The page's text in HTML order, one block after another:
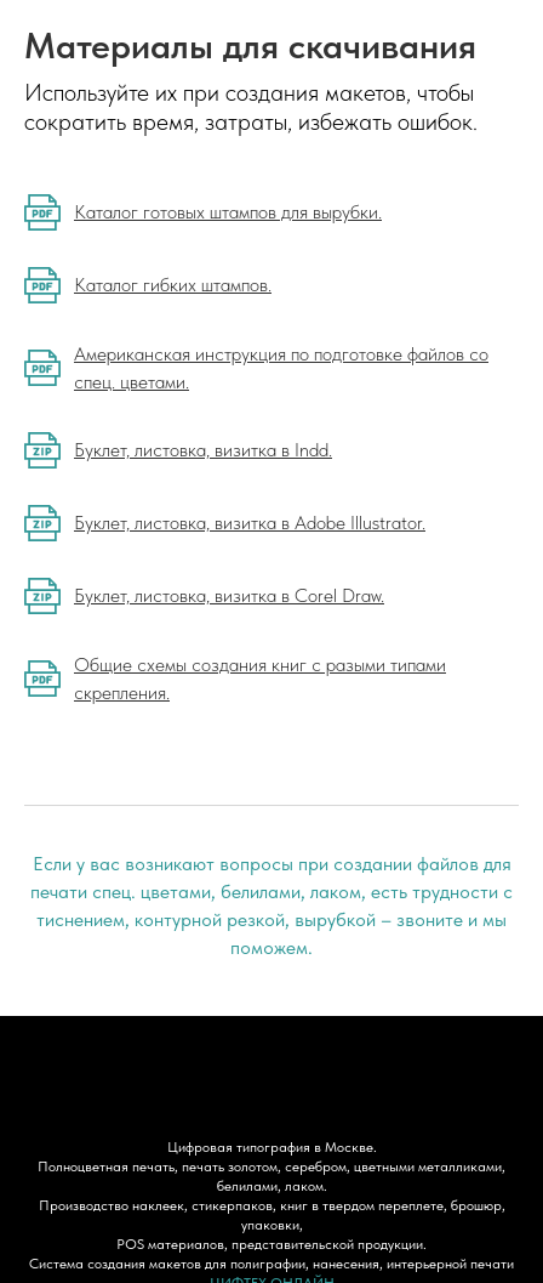
Материалы для скачивания
Используйте их при создания макетов, чтобы
сократить время, затраты, избежать ошибок.
Каталог готовых штампов для вырубки.
Каталог гибких штампов.
Американская инструкция по подготовке файлов со
спец. цветами.
Буклет, листовка, визитка в Indd.
Буклет, листовка, визитка в Adobe Illustrator.
Буклет, листовка, визитка в Corel Draw.
Общие схемы создания книг с разыми типами
скрепления.
Если у вас возникают вопросы при создании файлов для
печати спец. цветами, белилами, лаком, есть трудности с
тиснением, контурной резкой, вырубкой – звоните и мы
поможем.
Цифровая типография в Москве.
Полноцветная печать, печать золотом, серебром, цветными металликами,
белилами, лаком.
Производство наклеек, стикерпаков, книг в твердом переплете, брошюр,
упаковки,
POS материалов, представительской продукции.
Система создания макетов для полиграфии, нанесения, интерьерной печати